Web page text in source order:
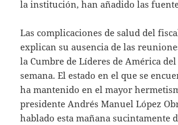
la institución, han añadido las
Las complicaciones de salud del
explican su ausencia de las
la Cumbre de Líderes de América
semana. El estado en el que se
ha mantenido en el mayor
presidente Andrés Manuel López
hablado esta mañana sucintamente